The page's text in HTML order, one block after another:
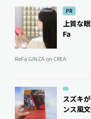
PR
上質な
Fa
ReFa GINZA on CREA
スズキ
ンス風